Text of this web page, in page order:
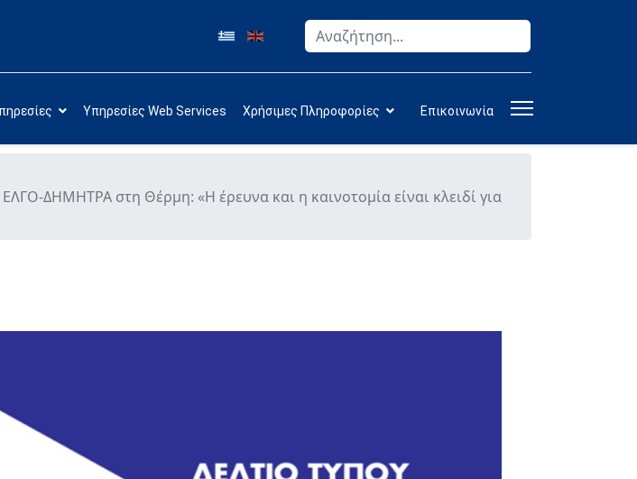
Αναζήτηση
Υπηρεσίες Web Services Χρήσιμες Πληροφορίες Επικοινωνία
ΔΗΜΗΤΡΑ στη Θέρμη: «Η έρευνα και η καινοτομία είναι κλειδί για